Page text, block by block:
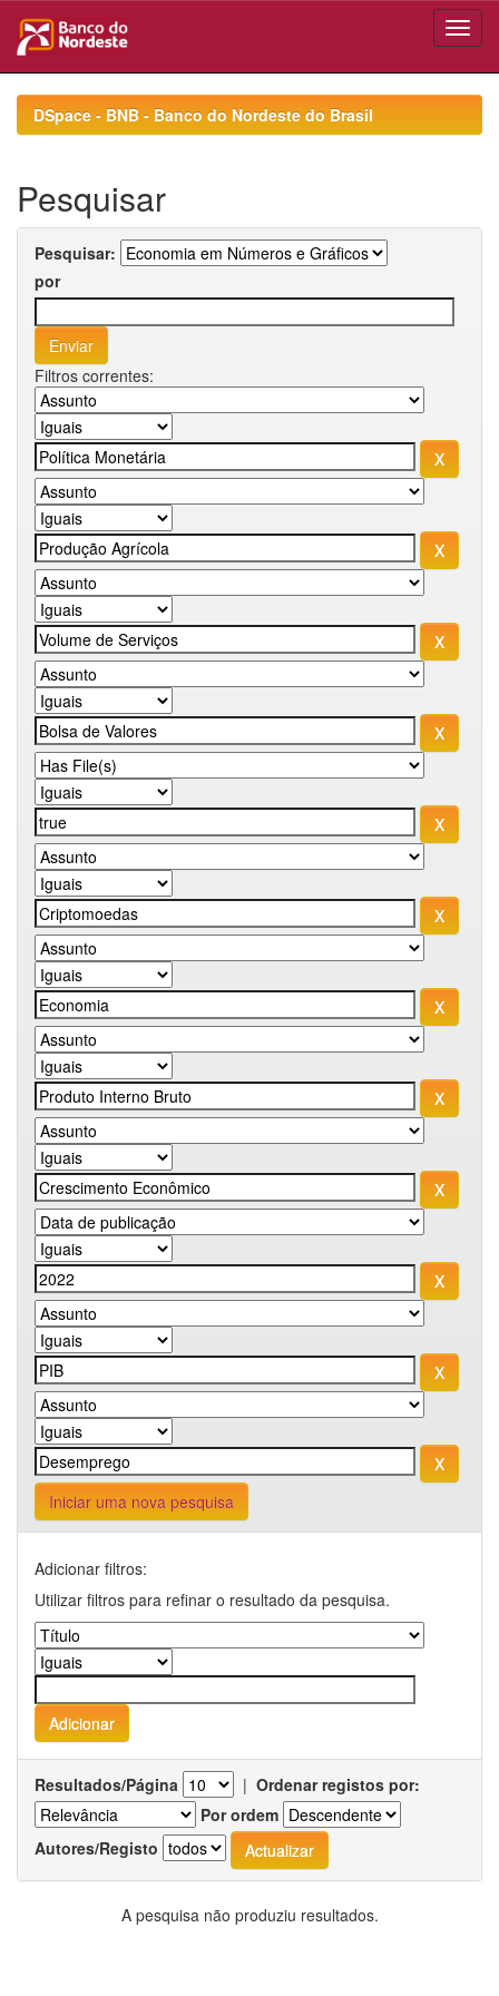
navigationDSpace - BNB - Banco do Nordeste do Brasil
Pesquisar
Pesquisar:
por
Filtros correntes:
Iniciar uma nova pesquisa
Adicionar filtros:
Utilizar filtros para refinar o resultado da pesquisa.
Resultados/Página | Ordenar registos por:
Por ordem
Autores/Registo
A pesquisa não produziu resultados.